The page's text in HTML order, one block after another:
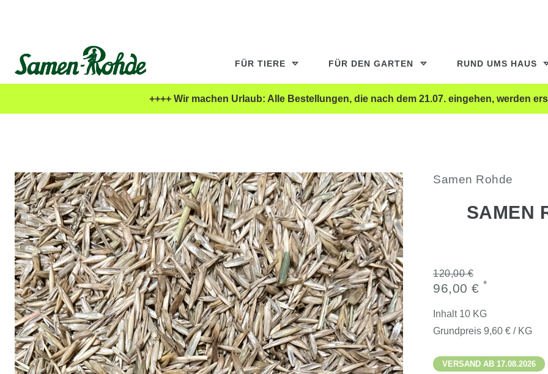
FÜR TIERE FÜR DEN GARTEN RUND UMS HAUS
++++ Wir machen Urlaub: Alle Bestellungen, die nach dem 21.07. eingehen, werden
Samen Rohde
SAMEN
120,00 €
96,00 € *
Inhalt 10 KG
Grundpreis 9,60 € / KG
VERSAND AB 17.08.2026